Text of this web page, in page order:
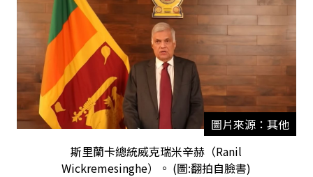
圖片來源：其他
斯里蘭卡總統威克瑞米辛赫（Ranil
Wickremesinghe）。 (圖:翻拍自臉書)